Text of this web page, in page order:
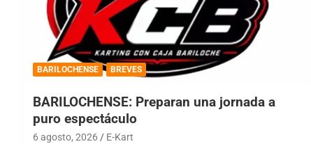
BARILOCHENSE BREVES
BARILOCHENSE: Preparan una jornada a
puro espectáculo
6 agosto, 2026 E-Kart